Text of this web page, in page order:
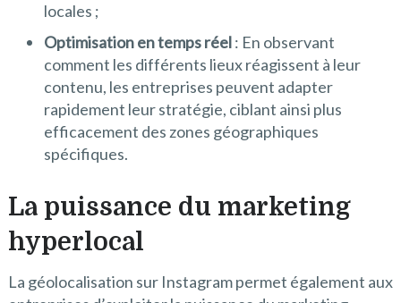
locales ;
Optimisation en temps réel: En observant
comment les différents lieux réagissent à leur
contenu, les entreprises peuvent adapter
rapidement leur stratégie, ciblant ainsi plus
efficacement des zones géographiques
spécifiques.
La puissance du marketing
hyperlocal
La géolocalisation sur Instagram permet également aux